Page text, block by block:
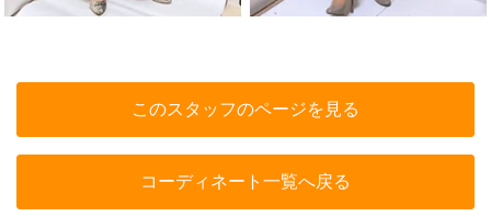
このスタッフのページを見る
コーディネート一覧へ戻る